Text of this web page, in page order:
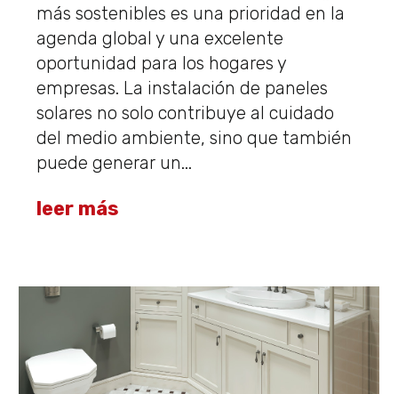
más sostenibles es una prioridad en la
agenda global y una excelente
oportunidad para los hogares y
empresas. La instalación de paneles
solares no solo contribuye al cuidado
del medio ambiente, sino que también
puede generar un...
leer más